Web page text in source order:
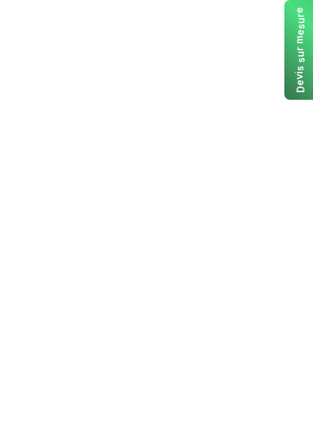
D
e
v
i
s
s
u
r
m
e
s
u
r
e